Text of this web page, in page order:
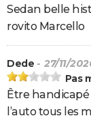
Sedan belle
rovito Marcello
Dede - 27/11/
Pas
Être handicapé
l’auto tous les